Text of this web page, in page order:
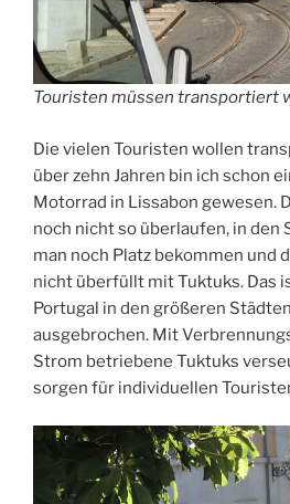
Touristen müssen transportiert
Die vielen Touristen wollen
über zehn Jahren bin ich schon
Motorrad in Lissabon gewesen.
noch nicht so überlaufen, in den
man noch Platz bekommen und
nicht überfüllt mit Tuktuks. Das
Portugal in den größeren
ausgebrochen. Mit
Strom betriebene Tuktuks
sorgen für individuellen